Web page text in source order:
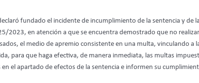
fundado el incidente de incumplimiento de la sentencia y de
2023, en atención a que se encuentra demostrado que no
el medio de apremio consistente en una multa, vinculando a
para que haga efectiva, de manera inmediata, las multas
el apartado de efectos de la sentencia e informen su